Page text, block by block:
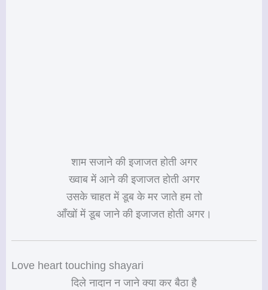
शाम सजाने की इजाजत होती अगर
ख्वाब में आने की इजाजत होती अगर
उसके चाहत में डूब के मर जाते हम तो
आँखों में डूब जाने की इजाजत होती अगर।
Love heart touching shayari
दिले नादान न जाने क्या कर बैठा है